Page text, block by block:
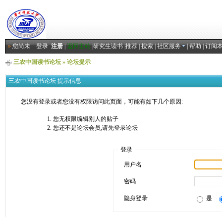
»您尚未登录 注册|返回主站|研究生读书|推荐|搜索|社区服务 |帮助|订阅
三农中国读书论坛» 论坛提示
三农中国读书论坛 提示信息
您没有登录或者您没有权限访问此页面，可能有如下几个原因:
您无权限编辑别人的贴子
您还不是论坛会员,请先登录论坛
登录
用户名
密码
隐身登录 是